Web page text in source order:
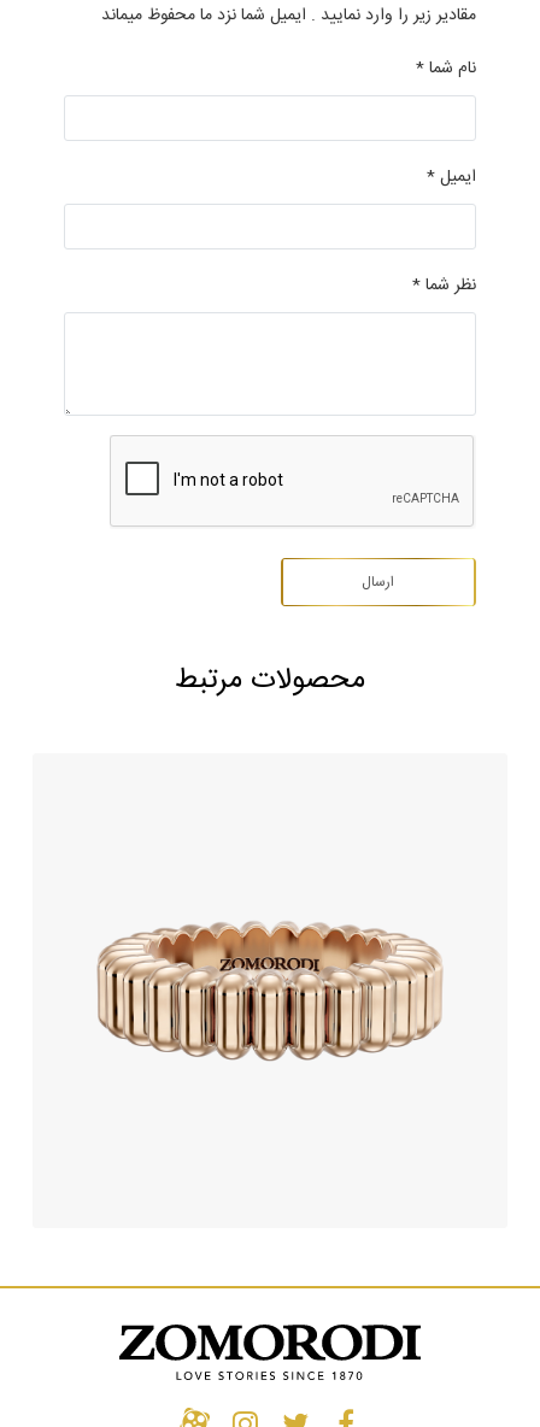
مقادیر زیر را وارد نمایید . ایمیل شما نزد ما محفوظ میماند
نام شما *
ایمیل *
نظر شما *
محصولات مرتبط
291,000,000 تومان